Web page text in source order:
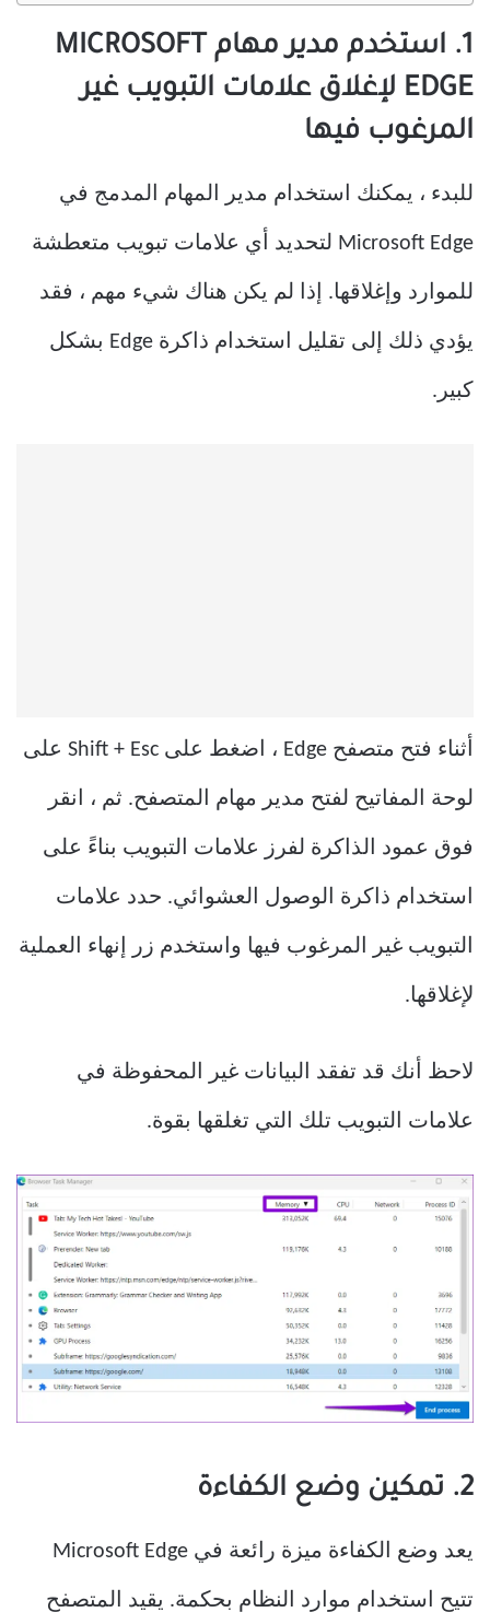
1. استخدم مدير مهام MICROSOFT
EDGE لإغلاق علامات التبويب غير
المرغوب فيها
للبدء ، يمكنك استخدام مدير المهام المدمج في
Microsoft Edge لتحديد أي علامات تبويب متعطشة
للموارد وإغلاقها. إذا لم يكن هناك شيء مهم ، فقد
يؤدي ذلك إلى تقليل استخدام ذاكرة Edge بشكل
كبير.
أثناء فتح متصفح Edge ، اضغط على Shift + Esc على
لوحة المفاتيح لفتح مدير مهام المتصفح. ثم ، انقر
فوق عمود الذاكرة لفرز علامات التبويب بناءً على
استخدام ذاكرة الوصول العشوائي. حدد علامات
التبويب غير المرغوب فيها واستخدم زر إنهاء العملية
لإغلاقها.
لاحظ أنك قد تفقد البيانات غير المحفوظة في
علامات التبويب تلك التي تغلقها بقوة.
2. تمكين وضع الكفاءة
يعد وضع الكفاءة ميزة رائعة في Microsoft Edge
تتيح استخدام موارد النظام بحكمة. يقيد المتصفح